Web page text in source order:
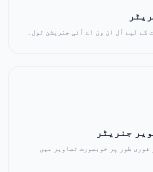
کے لیے آل ان ون اے آئی جنریشن ٹول۔
جنریٹر
فوری طور پر خوبصورت تصاویر میں